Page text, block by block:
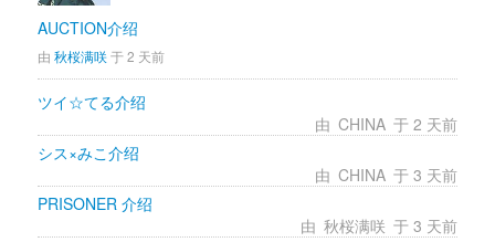
AUCTION介绍
由 秋桜满咲于 2 天前
ツイ☆てる介绍
由 CHINA 于 2 天前
シス×みこ介绍
由 CHINA 于 3 天前
PRISONER 介绍
由 秋桜满咲 于 3 天前